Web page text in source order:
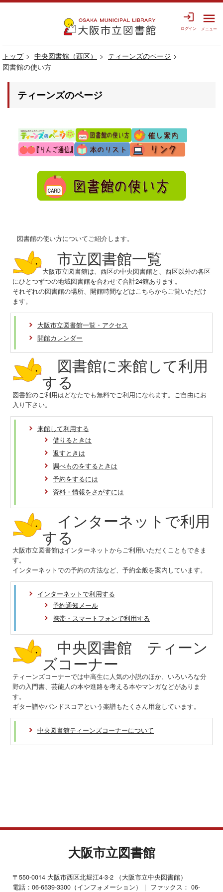
login
ログイン
menu
メニュー
トップ 中央図書館（西区）
ティーンズのページ
図書館の使い方
ティーンズのページ
図書館の使い方についてご紹介します。
市立図書館一覧
大阪市立図書館は、西区の中央図書館と、西区以外の各区
にひとつずつの地域図書館を合わせて合計24館あります。
それぞれの図書館の場所、開館時間などはこちらからご覧いただけ
ます。
大阪市立図書館一覧・アクセス
開館カレンダー
図書館に来館して利用
する
図書館のご利用はどなたでも無料でご利用になれます。ご自由にお
入り下さい。
来館して利用する
借りるときは
返すときは
調べものをするときは
予約をするには
資料・情報をさがすには
インターネットで利用
する
大阪市立図書館はインターネットからご利用いただくこともできま
す。
インターネットでの予約の方法など、予約全般を案内しています。
インターネットで利用する
予約通知メール
携帯・スマートフォンで利用する
中央図書館 ティーン
ズコーナー
ティーンズコーナーでは中高生に人気の小説のほか、いろいろな分
野の入門書、芸能人の本や進路を考える本やマンガなどがありま
す。
ギター譜やバンドスコアという楽譜もたくさん用意しています。
中央図書館ティーンズコーナーについて
大阪市立図書館
〒550-0014 大阪市西区北堀江4-3-2 （大阪市立中央図書館）
電話：06-6539-3300（インフォメーション）｜ ファックス： 06-